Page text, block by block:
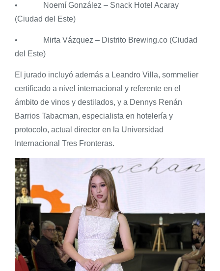
• Noemí González – Snack Hotel Acaray
(Ciudad del Este)
• Mirta Vázquez – Distrito Brewing.co (Ciudad
del Este)
El jurado incluyó además a Leandro Villa, sommelier
certificado a nivel internacional y referente en el
ámbito de vinos y destilados, y a Dennys Renán
Barrios Tabacman, especialista en hotelería y
protocolo, actual director en la Universidad
Internacional Tres Fronteras.